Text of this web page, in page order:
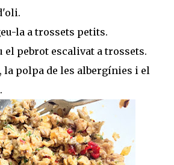
la a trossets petits.
el pebrot escalivat a trossets.
la polpa de les albergínies i el